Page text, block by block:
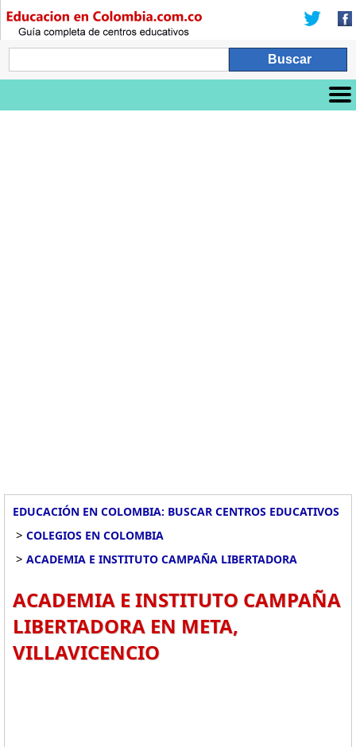
EDUCACIÓN EN COLOMBIA: BUSCAR CENTROS EDUCATIVOS
> COLEGIOS EN COLOMBIA
> ACADEMIA E INSTITUTO CAMPAÑA LIBERTADORA
ACADEMIA E INSTITUTO CAMPAÑA
LIBERTADORA EN META,
VILLAVICENCIO